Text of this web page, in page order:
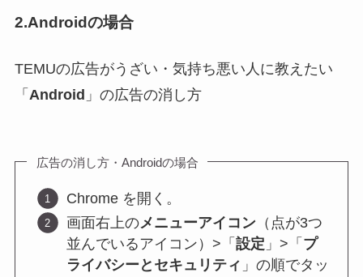
2.Androidの場合
TEMUの広告がうざい・気持ち悪い人に教えたい
「 Android 」の広告の消し方
広告の消し方・Androidの場合
Chrome を開く。
画面右上のメニューアイコン（点が3つ
並んでいるアイコン）>「 設定 」>「 プ
ライバシーとセキュリティ 」の順でタッ